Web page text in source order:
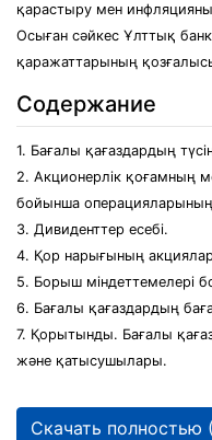
қарастыру мен
Осыған сәйкес Ұлттық
қаражаттарының
Содержание
1. Бағалы қағаздардың
2. Акционерлік қоғамның
бойынша операцияларының
3. Дивиденттер есебі.
4. Қор нарығының
5. Борыш міндеттемелері
6. Бағалы қағаздардың
7. Қорытынды. Бағалы
және қатысушылары.
Скачать полностью